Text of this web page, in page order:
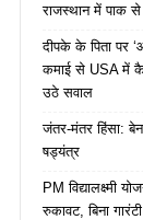
राजस्थान में पाक
दीपके के पिता पर
कमाई से USA में
उठे सवाल
जंतर-मंतर हिंसा:
षड्यंत्र
PM विद्यालक्ष्मी
रुकावट, बिना